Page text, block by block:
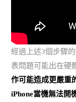
經過上述3個步驟
表問題可能出在硬
作可能造成更嚴重
iPhone當機無法開